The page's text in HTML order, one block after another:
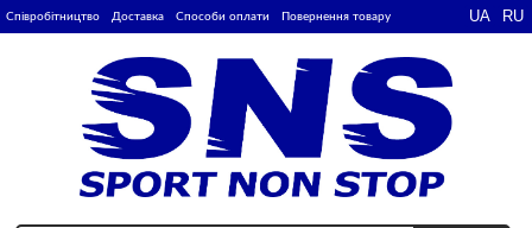
Співробітництво Доставка Способи оплати Повернення товару